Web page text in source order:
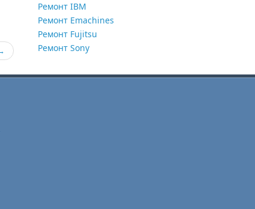
Ремонт IBM
Ремонт Emachines
Ремонт Fujitsu
Ремонт Sony